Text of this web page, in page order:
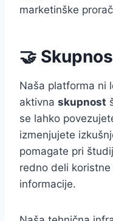
marketinške
🤝
Naša platforma ni
aktivna skupnost
se lahko
izmenjujete
pomagate pri
redno deli
informacije.